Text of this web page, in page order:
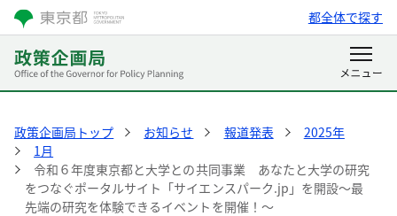
都全体で探す
政策企画局トップ お知らせ 報道発表
2025年
1月
令和６年度東京都と大学との共同事業 あなたと大学の研究
をつなぐポータルサイト「サイエンスパーク.jp」を開設～最
先端の研究を体験できるイベントを開催！～